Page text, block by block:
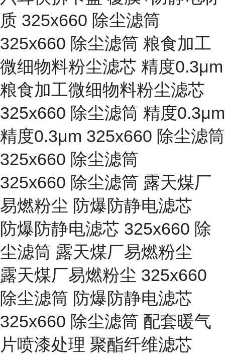
质 325x660 除尘滤筒
325x660 除尘滤筒 粮食加工
微细物料粉尘滤芯 精度0.3μm
粮食加工微细物料粉尘滤芯
325x660 除尘滤筒 精度0.3μm
精度0.3μm 325x660 除尘滤筒
325x660 除尘滤筒
325x660 除尘滤筒 露天煤厂
易燃粉尘 防爆防静电滤芯
防爆防静电滤芯 325x660 除
尘滤筒 露天煤厂易燃粉尘
露天煤厂易燃粉尘 325x660
除尘滤筒 防爆防静电滤芯
325x660 除尘滤筒 配套暖气
片喷漆处理 聚酯纤维滤芯